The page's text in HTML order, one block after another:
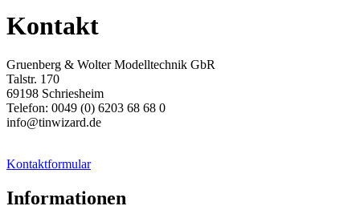
Kontakt
Gruenberg & Wolter Modelltechnik GbR
Talstr. 170
69198 Schriesheim
Telefon: 0049 (0) 6203 68 68 0
info@tinwizard.de
Kontaktformular
Informationen